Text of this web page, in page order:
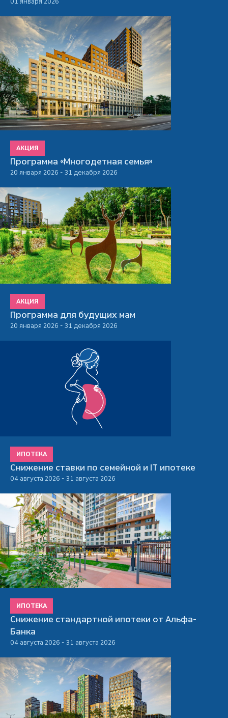
АКЦИЯ
Программа «Многодетная семья»
20 января 2026 - 31 декабря 2026
АКЦИЯ
Программа для будущих мам
20 января 2026 - 31 декабря 2026
ИПОТЕКА
Снижение ставки по семейной и IT ипотеке
04 августа 2026 - 31 августа 2026
ИПОТЕКА
Снижение стандартной ипотеки от Альфа-
Банка
04 августа 2026 - 31 августа 2026